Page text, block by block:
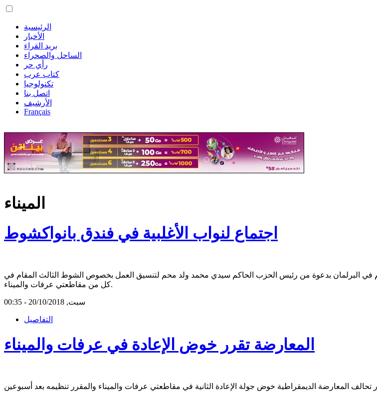
الرئيسية
الأخبار
بريد القراء
الساحل والصحراء
رأي حر
كتاب عرب
تكنولوجيا
اتصل بنا
الأرشيف
Français
الميناء
اجتماع لنواب الأغلبية في فندق بانواكشوط
في البرلمان بدعوة من رئيس الحزب الحاكم سيدي محمد ولد محم لتنسيق العمل بخصوص الشوط الثالث المقام في
كل من مقاطعتي عرفات والميناء.
سبت, 20/10/2018 - 00:35
التفاصيل
المعارضة تقرر خوض الإعادة في عرفات والميناء